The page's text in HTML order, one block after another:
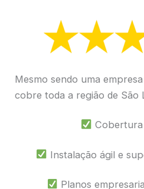
Mesmo sendo uma
cobre toda a região de São
Instalação ágil e
Planos